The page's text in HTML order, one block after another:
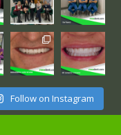
Follow on Instagram